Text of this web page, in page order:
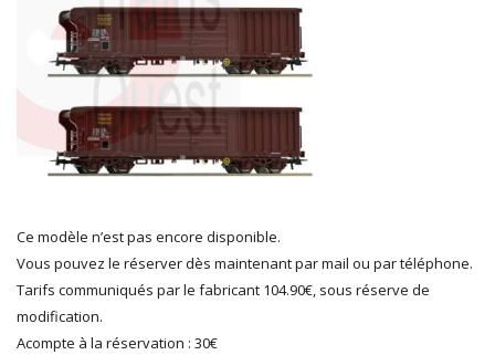
HERKAT
HUMBROL
ITALERI
KOLIBRI
LGB
LS MODELS
NOVATEUR MODELES
PECO
Ce modèle n’est pas encore disponible.
Vous pouvez le réserver dès maintenant par mail ou par téléphone.
Tarifs communiqués par le fabricant 104.90€, sous réserve de
modification.
Acompte à la réservation : 30€